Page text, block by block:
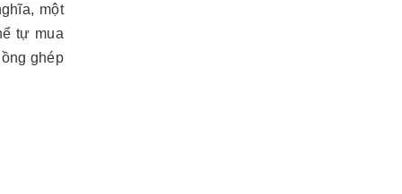
một
tự mua
ghép